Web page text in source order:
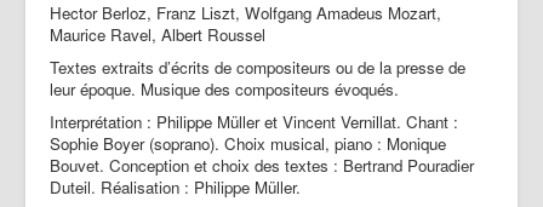
Hector Berloz, Franz Liszt, Wolfgang Amadeus Mozart,
Maurice Ravel, Albert Roussel
Textes extraits d’écrits de compositeurs ou de la presse de
leur époque. Musique des compositeurs évoqués.
Interprétation : Philippe Müller et Vincent Vernillat. Chant :
Sophie Boyer (soprano). Choix musical, piano : Monique
Bouvet. Conception et choix des textes : Bertrand Pouradier
Duteil. Réalisation : Philippe Müller.